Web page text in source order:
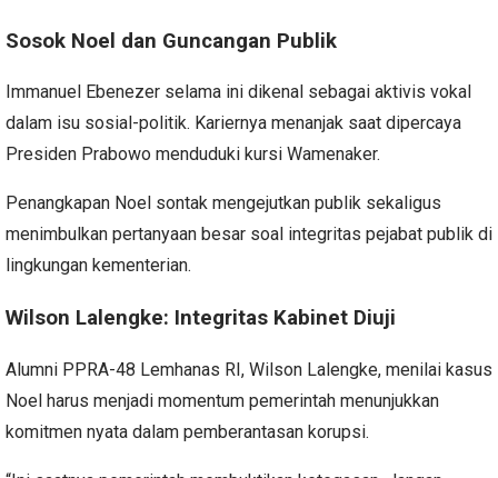
Sosok Noel dan Guncangan Publik
Immanuel Ebenezer selama ini dikenal sebagai aktivis vokal
dalam isu sosial-politik. Kariernya menanjak saat dipercaya
Presiden Prabowo menduduki kursi Wamenaker.
Penangkapan Noel sontak mengejutkan publik sekaligus
menimbulkan pertanyaan besar soal integritas pejabat publik di
lingkungan kementerian.
Wilson Lalengke: Integritas Kabinet Diuji
Alumni PPRA-48 Lemhanas RI, Wilson Lalengke, menilai kasus
Noel harus menjadi momentum pemerintah menunjukkan
komitmen nyata dalam pemberantasan korupsi.